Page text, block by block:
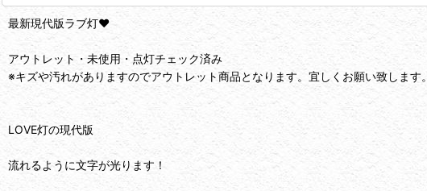
最新現代版ラブ灯❤️
アウトレット・未使用・点灯チェック済み
※キズや汚れがありますのでアウトレット商品となります。宜しくお願い致します。
LOVE灯の現代版
流れるように文字が光ります！